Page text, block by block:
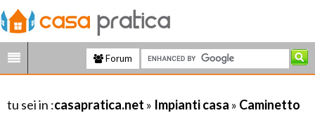
Forum
tu sei in :casapratica.net » Impianti casa » Caminetto